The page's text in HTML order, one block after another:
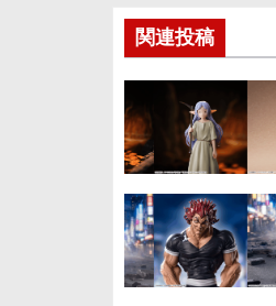
ビ
ゲ
ー
シ
ョ
ン
関連投稿